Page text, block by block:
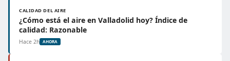
CALIDAD DEL AIRE
¿Cómo está el aire en Valladolid hoy? Índice de
calidad: Razonable
Hace 2h AHORA